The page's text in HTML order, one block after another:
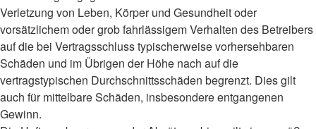
Verletzung von Leben, Körper und Gesundheit oder
vorsätzlichem oder grob fahrlässigem Verhalten des Betreibers
auf die bei Vertragsschluss typischerweise vorhersehbaren
Schäden und im Übrigen der Höhe nach auf die
vertragstypischen Durchschnittsschäden begrenzt. Dies gilt
auch für mittelbare Schäden, insbesondere entgangenen
Gewinn.